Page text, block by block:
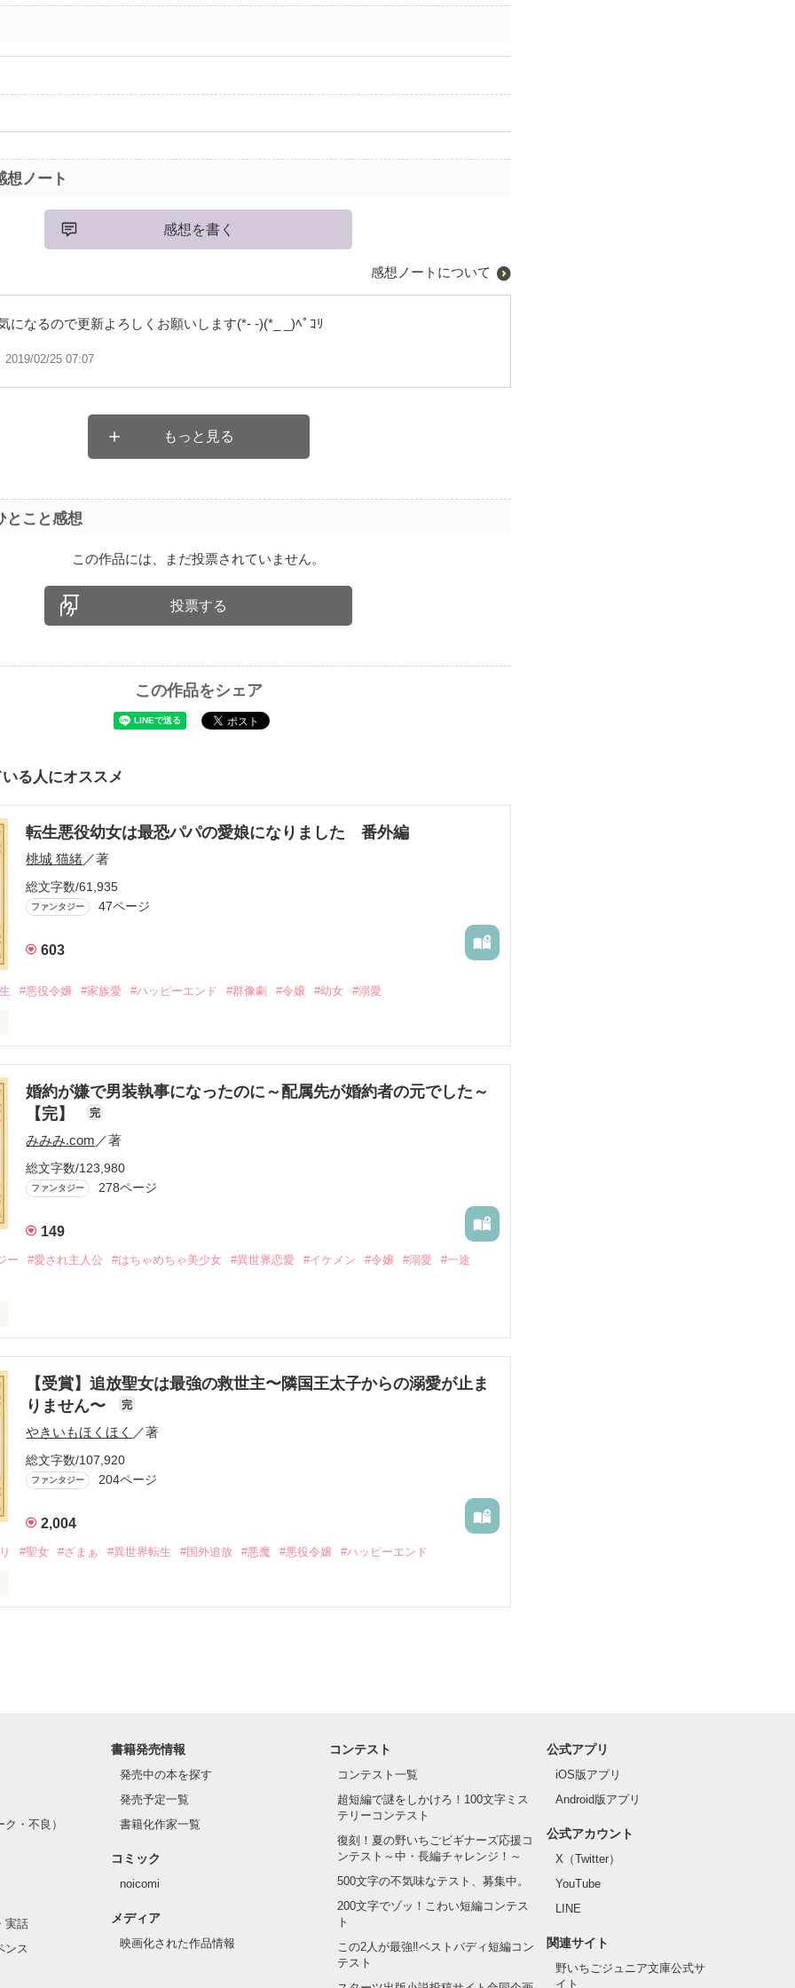
想ノート
感想を書く
感想ノートについて
になるので更新よろしくお願いします(*- -)(*_ _)ﾍﾟｺﾘ
2019/02/25 07:07
もっと見る
とこと感想
この作品には、まだ投票されていません。
投票する
この作品をシェア
る人にオススメ
転生悪役幼女は最恐パパの愛娘になりました 番外編
桃城 猫緒／著
総文字数/61,935
ファンタジー 47ページ
603
#悪役令嬢 #家族愛 #ハッピーエンド #群像劇 #令嬢 #幼女 #溺愛
含みます。
愛と呼ぶもの』を
が為のごちそう』を
婚約が嫌で男装執事になったのに～配属先が婚約者の元でした～
【完】
完
みみみ.com ／著
総文字数/123,980
ファンタジー 278ページ
149
ー #愛され主人公 #はちゃめちゃ美少女 #異世界恋愛 #イケメン #令嬢 #溺愛 #一途
お〜い！！！！」
様の頭上でした
ぇえ！！！！！」
愛いらしい見た目とは裏腹に
麗な黒髪に綺麗な青色の瞳
リリィに恋したギルは
を申し込む
【受賞】追放聖女は最強の救世主〜隣国王太子からの溺愛が止ま
りません〜
完
やきいもほくほく ／著
総文字数/107,920
ファンタジー 204ページ
2,004
#聖女 #ざまぁ #異世界転生 #国外追放 #悪魔 #悪役令嬢 #ハッピーエンド
・ベルナール、貴様との婚約は破棄させてもらう」
、シュバリタイア王国の王太子……セドリック・ノル・シュバリタイアの声が響く。
ソワーズの義理の妹、マドレーヌが立っていた。
は物語通りかしら）
ベルナールは前世で読んだ小説の悪役令嬢だった。
して悪魔の宝玉を抑えて国を守っていたのだが……。
思い通りに終わると思っているんでしょうが……甘いのよ）
られて罪に問われたフランソワーズは国外への逃亡を決意する。
としたフランソワーズの前に現れたのは隣国、フェーブル王国の王太子ステファンだ
フランソワーズの『聖女』としての力を欲していた。
、国を救った救世主として持ち上げられ、ステファンから溺愛されるフランソワーズ
・不良）
実話
ンス
書籍発売情報
発売中の本を探す
発売予定一覧
書籍化作家一覧
コミック
noicomi
メディア
映画化された作品情報
コンテスト
コンテスト一覧
超短編で謎をしかけろ！100文字ミス
テリーコンテスト
復刻！夏の野いちごビギナーズ応援コ
ンテスト～中・長編チャレンジ！～
500文字の不気味なテスト、募集中。
200文字でゾッ！こわい短編コンテス
ト
この2人が最強‼ベストバディ短編コン
テスト
公式アプリ
iOS版アプリ
Android版アプリ
公式アカウント
X（Twitter）
YouTube
LINE
関連サイト
野いちごジュニア文庫公式サ
イト